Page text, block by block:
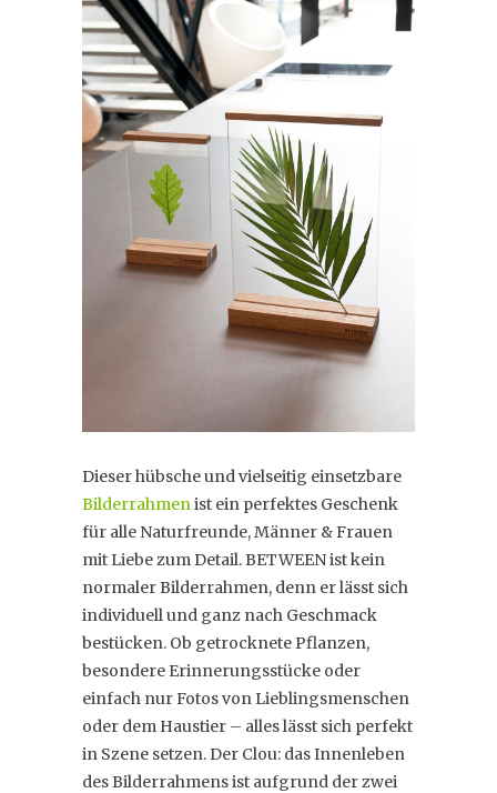
Dieser hübsche und vielseitig einsetzbare
Bilderrahmenist ein perfektes Geschenk
für alle Naturfreunde, Männer & Frauen
mit Liebe zum Detail. BETWEEN ist kein
normaler Bilderrahmen, denn er lässt sich
individuell und ganz nach Geschmack
bestücken. Ob getrocknete Pflanzen,
besondere Erinnerungsstücke oder
einfach nur Fotos von Lieblingsmenschen
oder dem Haustier – alles lässt sich perfekt
in Szene setzen. Der Clou: das Innenleben
des Bilderrahmens ist aufgrund der zwei